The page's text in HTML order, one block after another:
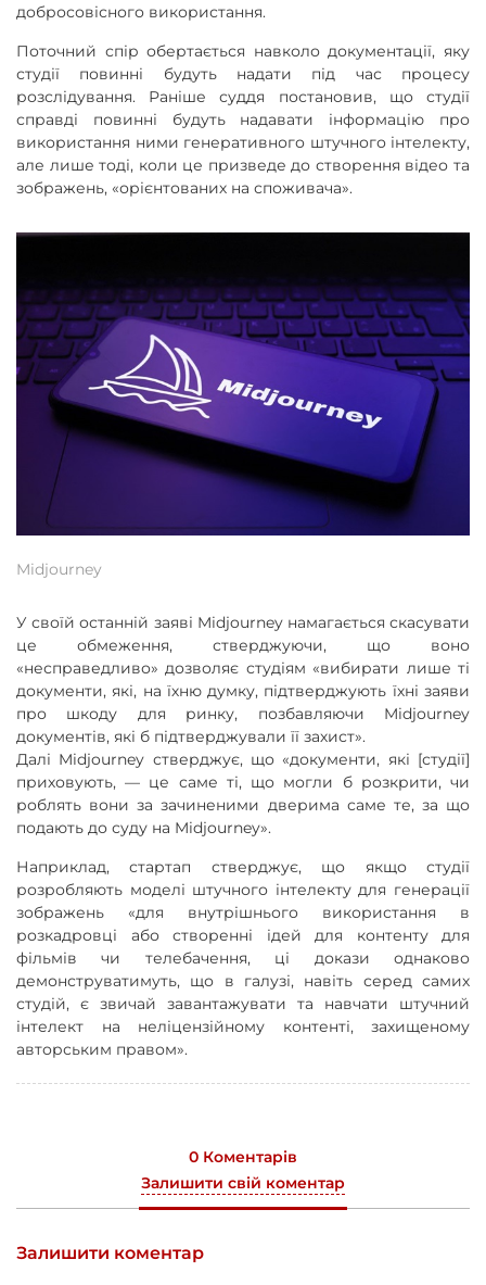
добросовісного використання.
Поточний спір обертається навколо документації, яку
студії повинні будуть надати під час процесу
розслідування. Раніше суддя постановив, що студії
справді повинні будуть надавати інформацію про
використання ними генеративного штучного інтелекту,
але лише тоді, коли це призведе до створення відео та
зображень, «орієнтованих на споживача».
Midjourney
У своїй останній заяві Midjourney намагається скасувати
це обмеження, стверджуючи, що воно
«несправедливо» дозволяє студіям «вибирати лише ті
документи, які, на їхню думку, підтверджують їхні заяви
про шкоду для ринку, позбавляючи Midjourney
документів, які б підтверджували її захист».
Далі Midjourney стверджує, що «документи, які [студії]
приховують, — це саме ті, що могли б розкрити, чи
роблять вони за зачиненими дверима саме те, за що
подають до суду на Midjourney».
Наприклад, стартап стверджує, що якщо студії
розробляють моделі штучного інтелекту для генерації
зображень «для внутрішнього використання в
розкадровці або створенні ідей для контенту для
фільмів чи телебачення, ці докази однаково
демонструватимуть, що в галузі, навіть серед самих
студій, є звичай завантажувати та навчати штучний
інтелект на неліцензійному контенті, захищеному
авторським правом».
0 Коментарів
Залишити свій коментар
Залишити коментар